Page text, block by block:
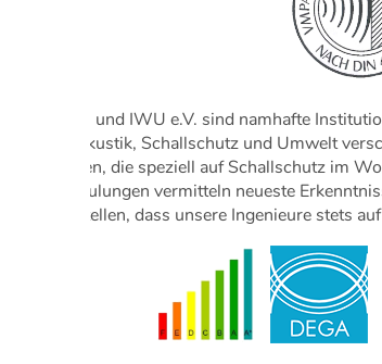
e.V. und IWU e.V. sind namhafte
Bereich Akustik, Schallschutz und Umwelt
Schulungen, die speziell auf Schallschutz im
Diese Schulungen vermitteln neueste
sicherzustellen, dass unsere Ingenieure stets